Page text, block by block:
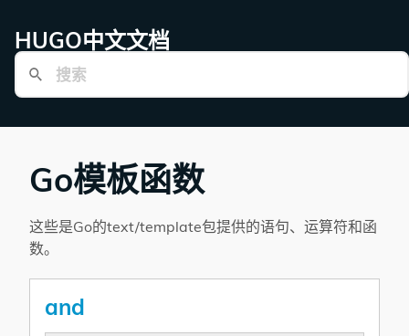
HUGO中文文档
Go模板函数
这些是Go的text/template包提供的语句、运算符和函
数。
and